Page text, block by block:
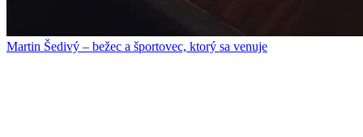
Martin Šedivý – bežec a športovec, ktorý sa venuje